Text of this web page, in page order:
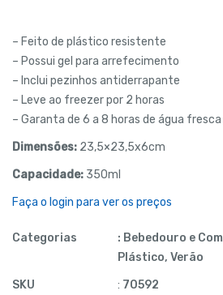
– Feito de plástico resistente
– Possui gel para arrefecimento
– Inclui pezinhos antiderrapante
– Leve ao freezer por 2 horas
– Garanta de 6 a 8 horas de água
Dimensões: 23,5×23,5x6cm
Capacidade: 350ml
Faça o login para ver os preços
Categorias : Bebedouro e
Plástico, Verão
SKU
: 70592